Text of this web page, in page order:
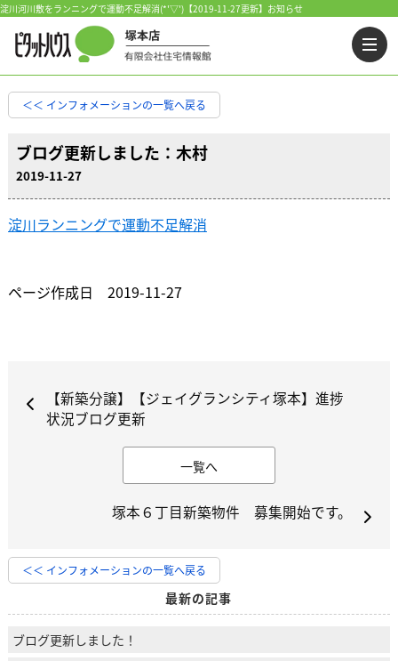
淀川河川敷をランニングで運動不足解消(*'▽')【2019-11-27更新】お知らせ
＜＜ インフォメーションの一覧へ戻る
ブログ更新しました：木村
2019-11-27
淀川ランニングで運動不足解消
ページ作成日 2019-11-27
【新築分譲】【ジェイグランシティ塚本】進捗
状況ブログ更新
一覧へ
塚本６丁目新築物件 募集開始です。
＜＜ インフォメーションの一覧へ戻る
最新の記事
ブログ更新しました！